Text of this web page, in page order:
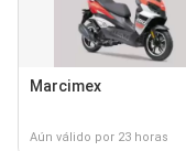
Marcimex
Aún válido por 23 horas